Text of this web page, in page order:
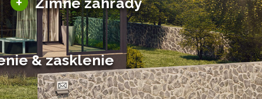
Hliníkové zimné záhrady
Posuvné zimné záhrady
Solárne zimné záhrady
& zasklenie